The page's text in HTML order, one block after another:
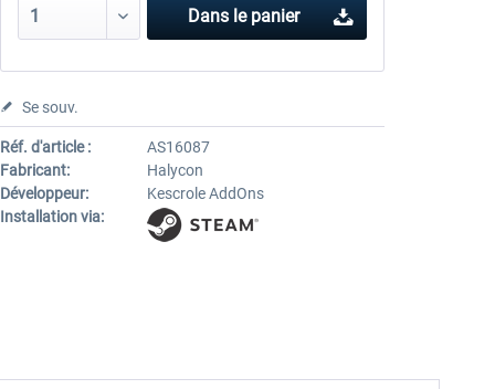
Dans le panier
Se souv.
Réf. d'article :
AS16087
Fabricant:
Halycon
Développeur:
Kescrole AddOns
Installation via: